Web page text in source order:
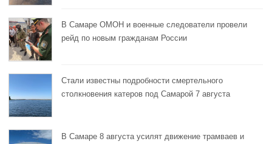
В Самаре ОМОН и военные следователи провели
рейд по новым гражданам России
Стали известны подробности смертельного
столкновения катеров под Самарой 7 августа
В Самаре 8 августа усилят движение трамваев и